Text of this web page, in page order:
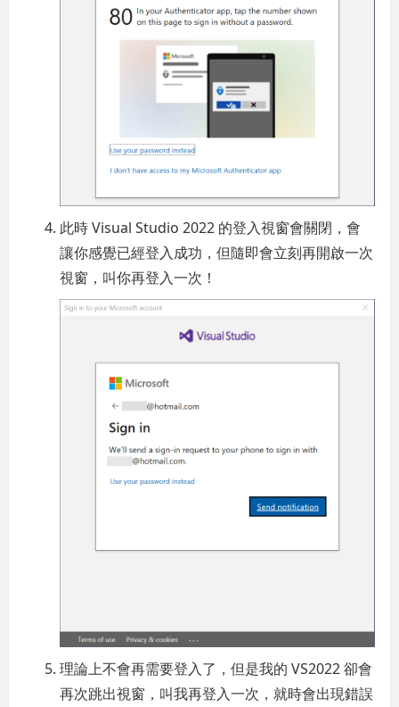
此時 Visual Studio 2022 的登入視窗會關閉，會
讓你感覺已經登入成功，但隨即會立刻再開啟一次
視窗，叫你再登入一次！
理論上不會再需要登入了，但是我的 VS2022 卻會
再次跳出視窗，叫我再登入一次，就時會出現錯誤